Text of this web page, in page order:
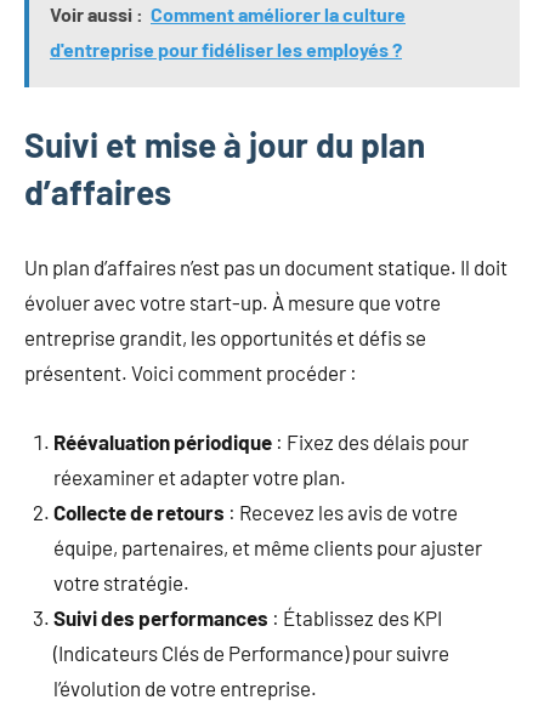
Voir aussi : Comment améliorer la culture
d'entreprise pour fidéliser les employés ?
Suivi et mise à jour du plan
d’affaires
Un plan d’affaires n’est pas un document statique. Il doit
évoluer avec votre start-up. À mesure que votre
entreprise grandit, les opportunités et défis se
présentent. Voici comment procéder :
Réévaluation périodique : Fixez des délais pour
réexaminer et adapter votre plan.
Collecte de retours : Recevez les avis de votre
équipe, partenaires, et même clients pour ajuster
votre stratégie.
Suivi des performances : Établissez des KPI
(Indicateurs Clés de Performance) pour suivre
l’évolution de votre entreprise.